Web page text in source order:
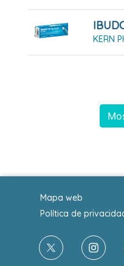
KERN
Mapa web
Política de